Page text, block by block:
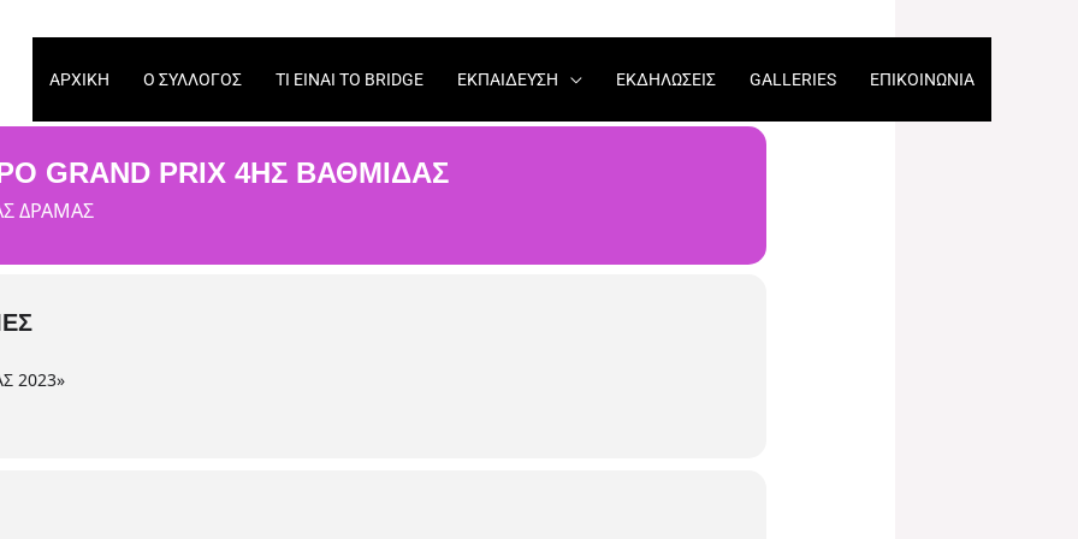
ΑΡΧΙΚΉ Ο ΣΎΛΛΟΓΟΣ ΤΙ ΕΊΝΑΙ ΤΟ BRIDGE ΕΚΠΑΊΔΕΥΣΗ ΕΚΔΗΛΏΣΕΙΣ​ GALLERIES ΕΠΙΚΟΙΝΩΝΊΑ
GRAND PRIX 4ΗΣ ΒΑΘΜΊΔΑΣ
ΔΡΑΜΑΣ
2023»